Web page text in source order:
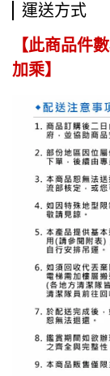
運送方式
【此商品件
加乘】